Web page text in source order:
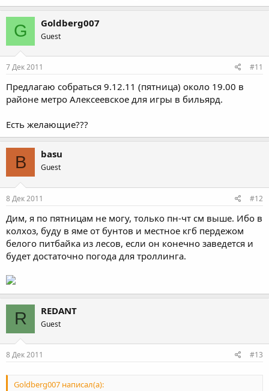
G Goldberg007
Guest
7 Дек 2011 #11
Предлагаю собраться 9.12.11 (пятница) около 19.00 в
районе метро Алексеевское для игры в бильярд.
Есть желающие???
B basu
Guest
8 Дек 2011 #12
Дим, я по пятницам не могу, только пн-чт см выше. Ибо в
колхоз, буду в яме от бунтов и местное кгб пердежом
белого питбайка из лесов, если он конечно заведется и
будет достаточно погода для троллинга.
R REDANT
Guest
8 Дек 2011 #13
Goldberg007 написал(а):